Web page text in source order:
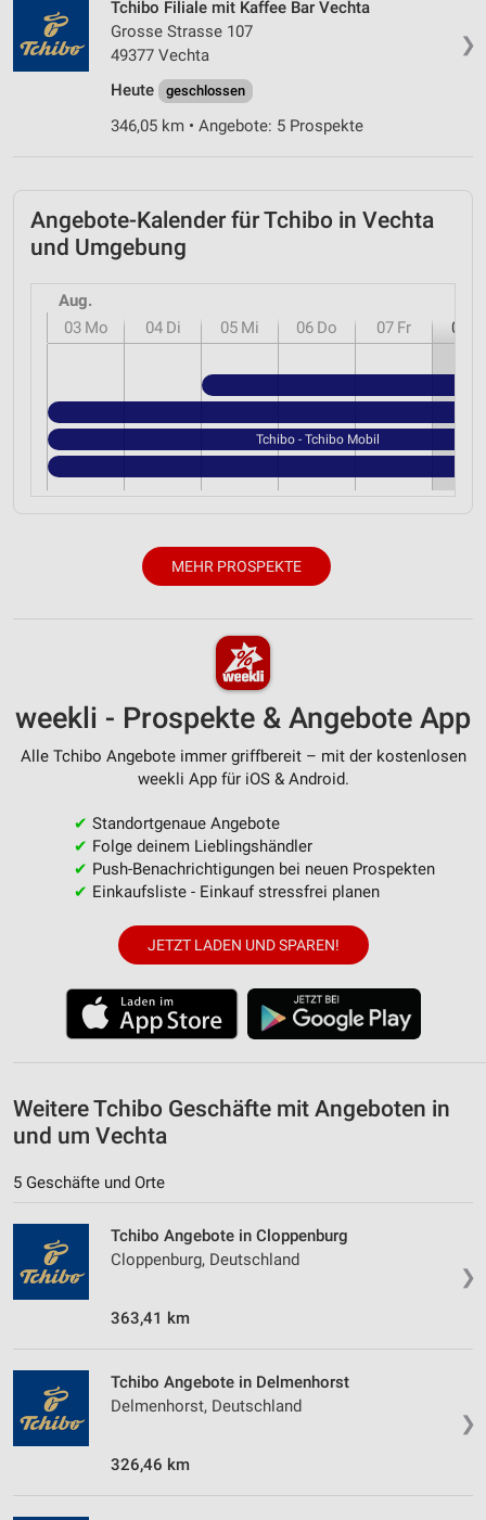
❯
Tchibo Filiale mit Kaffee Bar Vechta
Grosse Strasse 107
49377 Vechta
Heute
geschlossen
346,05 km • Angebote: 5 Prospekte
Angebote-Kalender für Tchibo in Vechta
und Umgebung
Aug.
03 Mo 04 Di 05 Mi 06 Do 07 Fr 08
Tchibo - Tchibo Mobil
MEHR PROSPEKTE
weekli - Prospekte & Angebote App
Alle Tchibo Angebote immer griffbereit – mit der kostenlosen
weekli App für iOS & Android.
✔ Standortgenaue Angebote
✔ Folge deinem Lieblingshändler
✔ Push-Benachrichtigungen bei neuen Prospekten
✔ Einkaufsliste - Einkauf stressfrei planen
JETZT LADEN UND SPAREN!
Weitere Tchibo Geschäfte mit Angeboten in
und um Vechta
5 Geschäfte und Orte
❯
Tchibo Angebote in Cloppenburg
Cloppenburg, Deutschland
363,41 km
❯
Tchibo Angebote in Delmenhorst
Delmenhorst, Deutschland
326,46 km